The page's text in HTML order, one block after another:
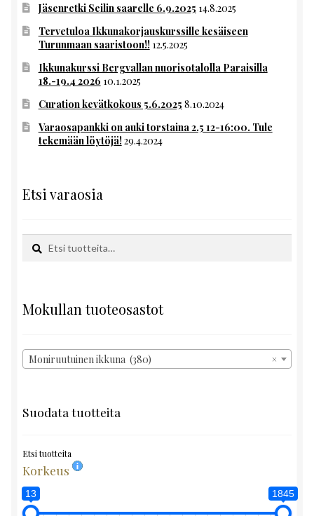
Jäsenretki Seilin saarelle 6.9.2025 14.8.2025
Tervetuloa Ikkunakorjauskurssille kesäiseen
Turunmaan saaristoon!! 12.5.2025
Ikkunakurssi Bergvallan nuorisotalolla Paraisilla
18.-19.4 2026 10.1.2025
Curation kevätkokous 5.6.2025 8.10.2024
Varaosapankki on auki torstaina 2.5 12-16:00. Tule
tekemään löytöjä!29.4.2024
Etsi varaosia
Etsi:
Haku
Mokullan tuoteosastot
×
Moniruutuinen ikkuna (380)
Suodata tuotteita
Etsi tuotteita
Korkeus
13 1845